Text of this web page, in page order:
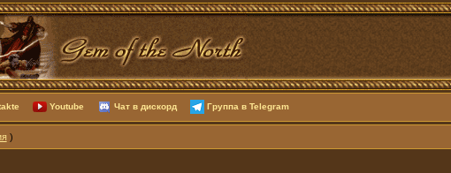
Youtube Чат в дискорд Группа в Telegram
)